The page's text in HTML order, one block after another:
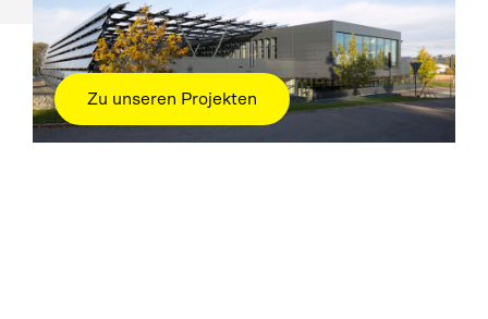
Zu unseren Projekten